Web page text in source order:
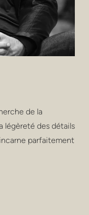
de la
légèreté des détails
parfaitement